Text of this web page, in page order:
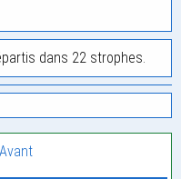
dans 22 strophes.